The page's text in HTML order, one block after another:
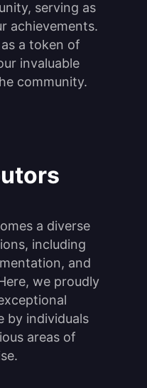
serving as
achievements.
a token of
invaluable
community.
a diverse
including
and
we proudly
by individuals
areas of